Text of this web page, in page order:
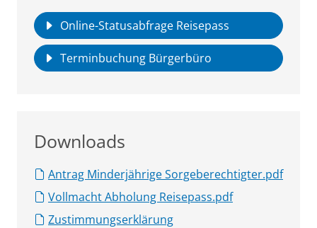
Online-Statusabfrage Reisepass
Terminbuchung Bürgerbüro
Downloads
Antrag Minderjährige Sorgeberechtigter.pdf
Vollmacht Abholung Reisepass.pdf
Zustimmungserklärung